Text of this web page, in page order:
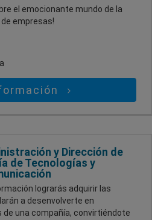
el emocionante mundo de la
empresas!
y Dirección de
de Tecnologías y
lograrás adquirir las
a desenvolverte en
una compañía, convirtiéndote